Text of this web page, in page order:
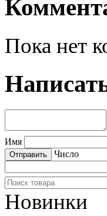
Пока нет
Имя
Число
Новинки